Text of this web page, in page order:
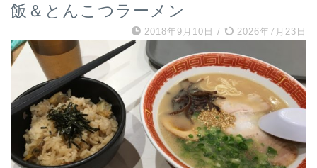
飯＆とんこつラーメン
2018年9月10日 / 2026年7月23日